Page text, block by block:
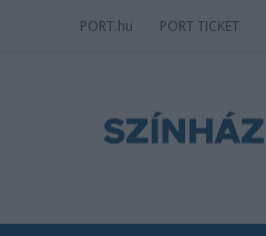
PORT.hu PORT TICKET